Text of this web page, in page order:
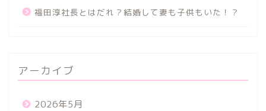
福田淳社長とはだれ？結婚して妻も子供もいた！？
アーカイブ
2026年5月